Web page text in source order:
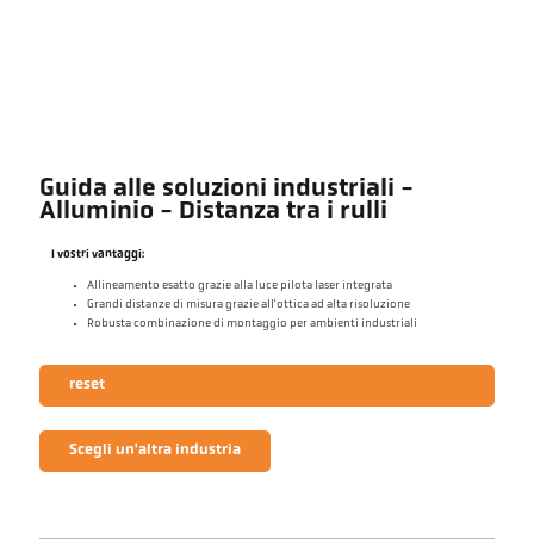
Guida alle soluzioni industriali -
Alluminio - Distanza tra i rulli
I vostri vantaggi:
Allineamento esatto grazie alla luce pilota laser integrata
Grandi distanze di misura grazie all'ottica ad alta risoluzione
Robusta combinazione di montaggio per ambienti industriali
reset
Scegli un'altra industria